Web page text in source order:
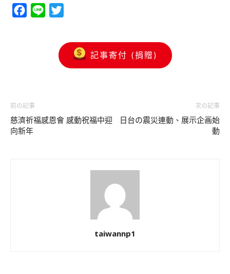
Facebook
Line
記事寄付 (捐贈)
前の記事
慈濟祈福感恩會 感動祝福中迎
向新年
次の記事
日台の震災連動、展示企画始
動
taiwannp1